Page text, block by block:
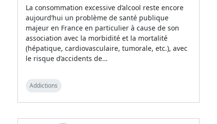
La consommation excessive d’alcool reste encore
aujourd’hui un problème de santé publique
majeur en France en particulier à cause de son
association avec la morbidité et la mortalité
(hépatique, cardiovasculaire, tumorale, etc.), avec
le risque d’accidents de…
Addictions